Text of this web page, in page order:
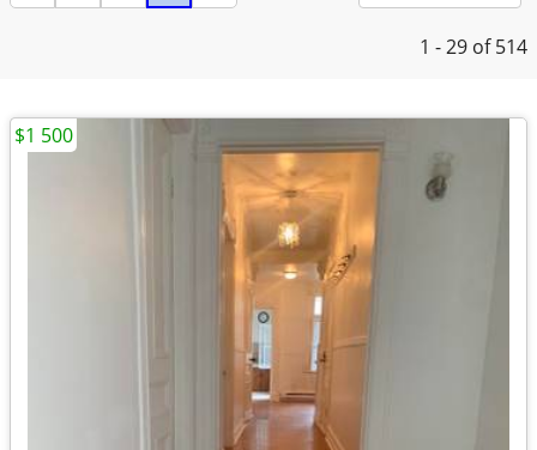
1 - 29 of 514
$1 500